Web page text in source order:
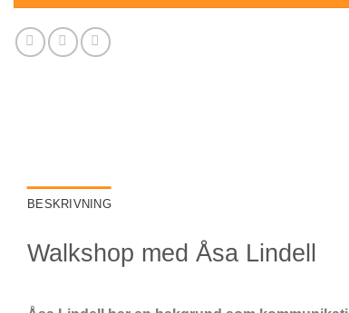
BESKRIVNING
Walkshop med Åsa Lindell